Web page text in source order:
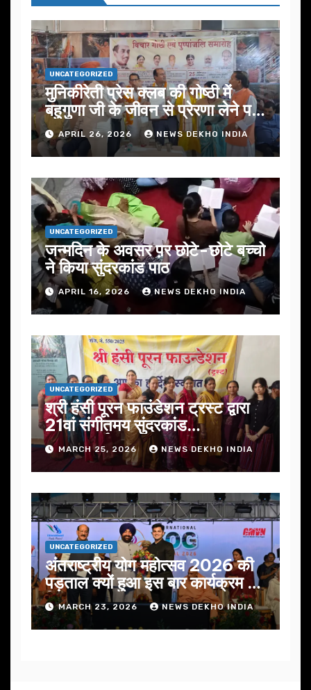
UNCATEGORIZED
मुनिकीरेती प्रेस क्लब की गोष्ठी में
बहुगुणा जी के जीवन से प्रेरणा लेने पर
जोरAPRIL 26, 2026 NEWS DEKHO INDIA
UNCATEGORIZED
जन्मदिन के अवसर प़र छोटे-छोटे बच्चो
ने किया सुंदरकांड पाठ
APRIL 16, 2026 NEWS DEKHO INDIA
UNCATEGORIZED
श्री हंसी पूरन फाउंडेशन ट्रस्ट द्वारा
21वां संगीतमय सुंदरकांड
सफलतापूर्वक संपन्न
MARCH 25, 2026 NEWS DEKHO INDIA
UNCATEGORIZED
अंतराष्ट्रीय योग महोत्सव 2026 की
पड़ताल क्यों हुआ इस बार कार्यक्रम में
निखार
MARCH 23, 2026 NEWS DEKHO INDIA